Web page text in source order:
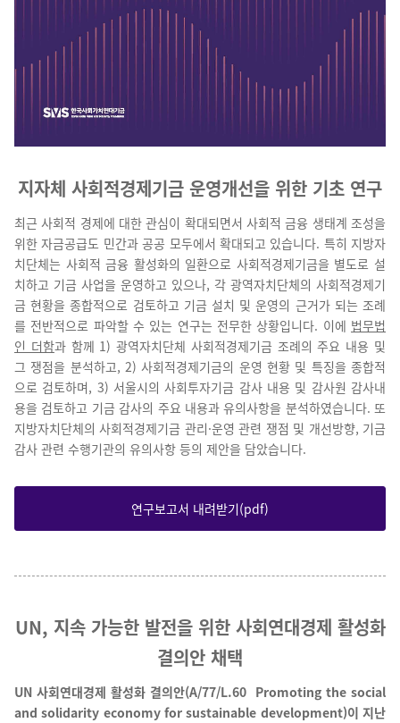
지자체 사회적경제기금 운영개선을 위한 기초 연구
최근 사회적 경제에 대한 관심이 확대되면서 사회적 금융 생태계 조성을
위한 자금공급도 민간과 공공 모두에서 확대되고 있습니다. 특히 지방자
치단체는 사회적 금융 활성화의 일환으로 사회적경제기금을 별도로 설
치하고 기금 사업을 운영하고 있으나, 각 광역자치단체의 사회적경제기
금 현황을 종합적으로 검토하고 기금 설치 및 운영의 근거가 되는 조례
를 전반적으로 파악할 수 있는 연구는 전무한 상황입니다. 이에 법무법
인 더함과 함께 1) 광역자치단체 사회적경제기금 조례의 주요 내용 및
그 쟁점을 분석하고, 2) 사회적경제기금의 운영 현황 및 특징을 종합적
으로 검토하며, 3) 서울시의 사회투자기금 감사 내용 및 감사원 감사내
용을 검토하고 기금 감사의 주요 내용과 유의사항을 분석하였습니다. 또
지방자치단체의 사회적경제기금 관리·운영 관련 쟁점 및 개선방향, 기금
감사 관련 수행기관의 유의사항 등의 제안을 담았습니다.
연구보고서 내려받기(pdf)
UN, 지속 가능한 발전을 위한 사회연대경제 활성화
결의안 채택
UN 사회연대경제 활성화 결의안(A/77/L.60 Promoting the social
and solidarity economy for sustainable development)이 지난